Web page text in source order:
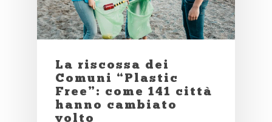
La riscossa dei
Comuni “Plastic
Free”: come 141 città
hanno cambiato
volto